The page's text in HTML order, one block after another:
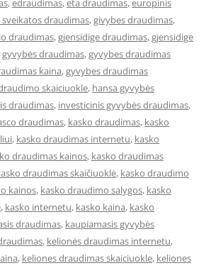
,edraudimas,eta draudimas,europinis
draudimas,givybes draudimas,
draudimas,gjensidige draudimas,gjensidige
gyvybės draudimas,gyvybes draudimas
kaina,gyvybes draudimas
skaiciuokle, hansa gyvybės
draudimas, investicinis gyvybės draudimas,
draudimas, kasko draudimas, kasko
, kasko draudimas internetu, kasko
draudimas kainos, kasko draudimas
draudimas skaičiuoklė, kasko draudimo
kainos, kasko draudimo salygos, kasko
, kasko internetu, kasko kaina, kasko
draudimas, kaupiamasis gyvybės
, kelionės draudimas internetu,
, keliones draudimas skaiciuokle, keliones